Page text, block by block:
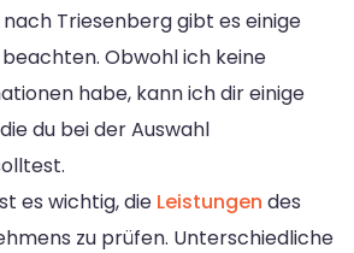
Triesenberg gibt es einige
Obwohl ich keine
habe, kann ich dir einige
du bei der Auswahl
es wichtig, die Leistungen des
zu prüfen. Unterschiedliche